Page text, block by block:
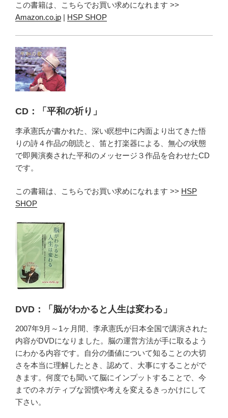
この書籍は、こちらでお買い求めになれます >>
Amazon.co.jp | HSP SHOP
CD：「平和の祈り」
李承憲氏が書かれた、深い瞑想中に内面より出てきた悟
りの詩４作品の朗読と、笛と打楽器による、無心の状態
で即興演奏された平和のメッセージ３作品を合わせたCD
です。
この書籍は、こちらでお買い求めになれます >> HSP
SHOP
DVD：「脳がわかると人生は変わる」
2007年9月～1ヶ月間、李承憲氏が日本全国で講演された
内容がDVDになりました。脳の運営方法が手に取るよう
にわかる内容です。自分の価値について知ることの大切
さを本当に理解したとき、認めて、大事にすることがで
きます。何度でも聞いて脳にインプットすることで、今
までのネガティブな習慣や考えを変えるきっかけにして
下さい。